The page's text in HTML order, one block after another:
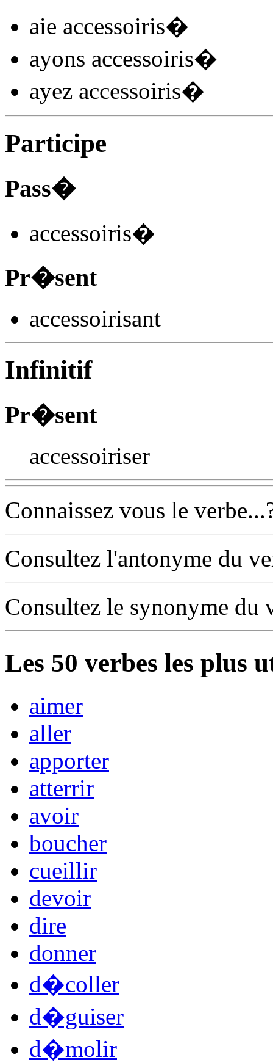
aie accessoiris�
ayons accessoiris�
ayez accessoiris�
Participe
Pass�
accessoiris�
Pr�sent
accessoirisant
Infinitif
Pr�sent
accessoiriser
Connaissez vous le
Consultez l'antonyme du
Consultez le synonyme du
Les 50 verbes les plus
aimer
aller
apporter
atterrir
avoir
boucher
cueillir
devoir
dire
donner
d�coller
d�guiser
d�molir